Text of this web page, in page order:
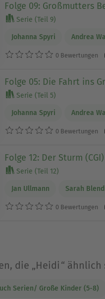
Folge 09: Großmutters
Serie (Teil 9)
Johanna Spyri Andrea
0 Bewertungen
Folge 05: Die Fahrt ins
Serie (Teil 5)
Johanna Spyri Andrea
0 Bewertungen
Folge 12: Der Sturm (CGI)
Serie (Teil 12)
Jan Ullmann Sarah
0 Bewertungen
die „Heidi“ ähnlich
Serien/ Große Kinder (5-8)